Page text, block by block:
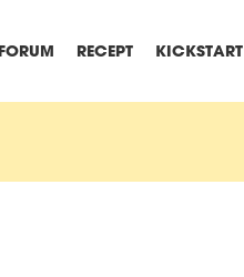
FORUM RECEPT KICKSTART